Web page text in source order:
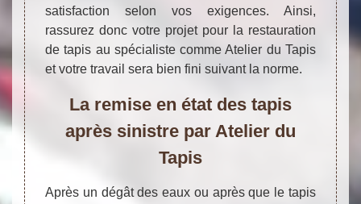
satisfaction selon vos exigences. Ainsi,
rassurez donc votre projet pour la restauration
de tapis au spécialiste comme Atelier du Tapis
et votre travail sera bien fini suivant la norme.
La remise en état des tapis
après sinistre par Atelier du
Tapis
Après un dégât des eaux ou après que le tapis